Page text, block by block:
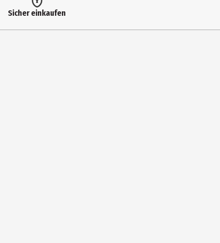
Herstelleradresse
Sicher einkaufen